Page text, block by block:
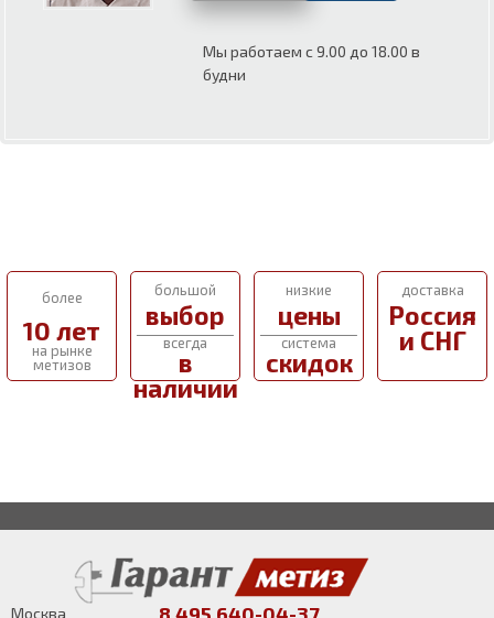
Мы работаем с 9.00 до 18.00 в
будни
более
10 лет
на рынке
метизов
большой
выбор
всегда
в
наличии
низкие
цены
система
скидок
доставка
Россия
и СНГ
Москва